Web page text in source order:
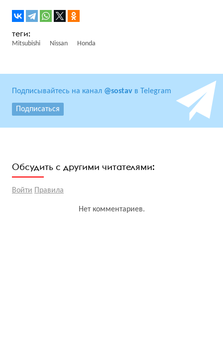
Mitsubishi Nissan Honda
Подписывайтесь на канал @sostav в Telegram
Подписаться
Обсудить с другими читателями:
Войти Правила
Нет комментариев.